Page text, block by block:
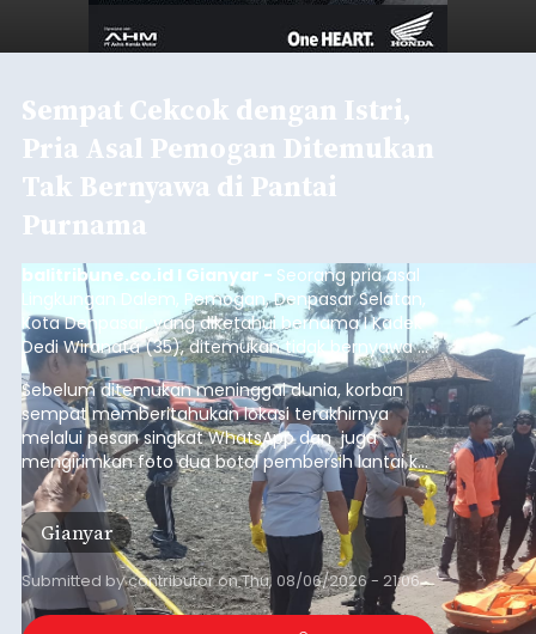
Sempat Cekcok dengan Istri,
Pria Asal Pemogan Ditemukan
Tak Bernyawa di Pantai
Purnama
balitribune.co.id I Gianyar - Seorang pria asal
Lingkungan Dalem, Pemogan, Denpasar Selatan,
Kota Denpasar, yang diketahui bernama I Kadek
Dedi Wiranata (35), ditemukan tidak bernyawa di
pesisir Pantai Purnama, Sukawati.
Sebelum ditemukan meninggal dunia, korban
sempat memberitahukan lokasi terakhirnya
melalui pesan singkat WhatsApp dan juga
mengirimkan foto dua botol pembersih lantai ke
istrinya.
Gianyar
Submitted bycontributoronThu, 08/06/2026 - 21:06